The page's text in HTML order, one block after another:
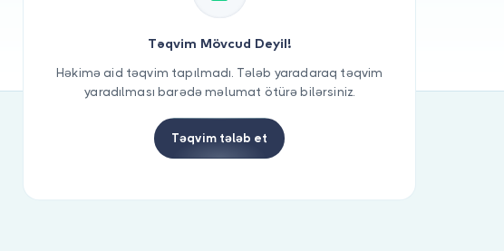
Təqvim Mövcud Deyil!
Həkimə aid təqvim tapılmadı. Tələb yaradaraq təqvim
yaradılması barədə məlumat ötürə bilərsiniz.
Təqvim tələb et